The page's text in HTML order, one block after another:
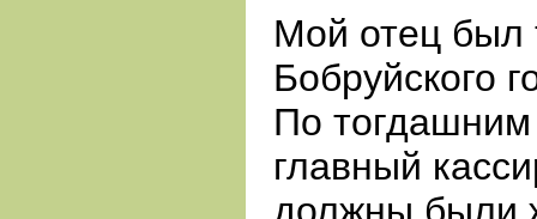
Мой отец был
Бобруйского
По тогдашним
главный